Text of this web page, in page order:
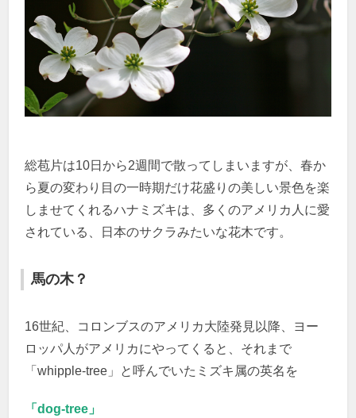
総苞片は10日から2週間で散ってしまいますが、春か
ら夏の変わり目の一時期だけ花盛りの美しい景色を楽
しませてくれるハナミズキは、多くのアメリカ人に愛
されている、日本のサクラみたいな花木です。
馬の木？
16世紀、コロンブスのアメリカ大陸発見以降、ヨー
ロッパ人がアメリカにやってくると、それまで
「whipple-tree」と呼んでいたミズキ属の英名を
「dog-tree」